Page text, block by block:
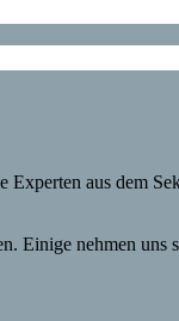
Experten aus dem
Einige nehmen